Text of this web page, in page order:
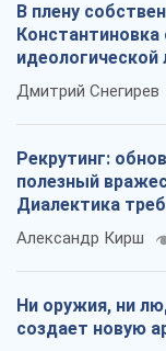
В плену
Константиновка
российских
Дмитрий Снегирев
Рекрутинг:
полезный
Диалектика
Александр Кирш
Ни оружия, ни
создает новую